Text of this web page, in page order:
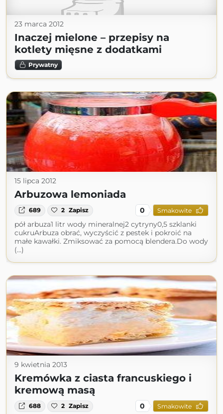
23 marca 2012
Inaczej mielone – przepisy na
kotlety mięsne z dodatkami
Prywatny
15 lipca 2012
Arbuzowa lemoniada
689 2 Zapisz 0 Smakowite
pół arbuza1 litr wody mineralnej2 cytryny0,5 szklanki
cukruArbuza obrać, wyczyścić z pestek i pokroić na
małe kawałki. Zmiksować za pomocą blendera.Do wody
(...)
9 kwietnia 2013
Kremówka z ciasta francuskiego i
kremową masą
688 2 Zapisz 0 Smakowite